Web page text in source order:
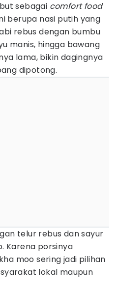
sebagai comfort food
berupa nasi putih yang
rebus dengan bumbu
manis, hingga bawang
lama, bikin dagingnya
dipotong.
telur rebus dan sayur
Karena porsinya
moo sering jadi pilihan
lokal maupun